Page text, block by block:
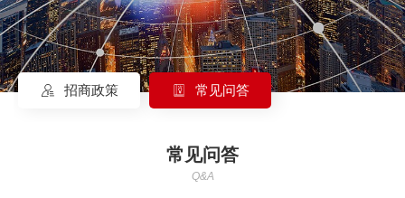
招商政策 常见问答
常见问答
Q&A